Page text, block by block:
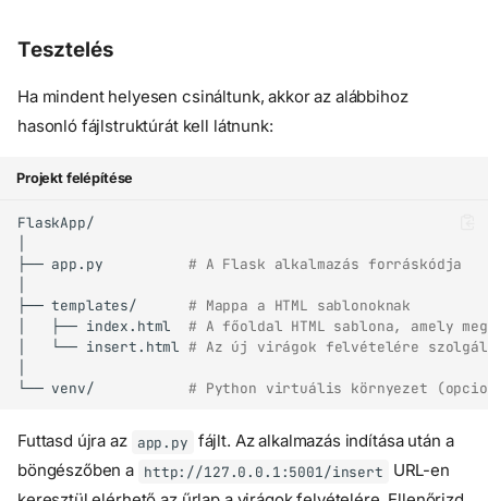
Tesztelés
Ha mindent helyesen csináltunk, akkor az alábbihoz
hasonló fájlstruktúrát kell látnunk:
Projekt felépítése
├── app.py
# A Flask alkalmazás forráskódja
├── templates/
# Mappa a HTML sablonoknak
├── index.html
# A főoldal HTML sablona, amely
└── insert.html # Az új virágok felvételére
└── venv/ # Python virtuális környezet
Futtasd újra az app.py fájlt. Az alkalmazás indítása után a
böngészőben a http://127.0.0.1:5001/insert
URL-en